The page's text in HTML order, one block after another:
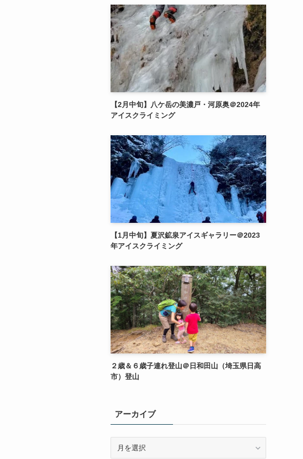
【2月中旬】八ケ岳の美濃戸・河原奥＠2024年
アイスクライミング
【1月中旬】夏沢鉱泉アイスギャラリー＠2023
年アイスクライミング
２歳＆６歳子連れ登山＠日和田山（埼玉県日高
市）登山
アーカイブ